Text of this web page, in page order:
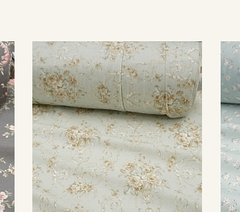
рассылка от
Купава
публикуем здесь дополнительные